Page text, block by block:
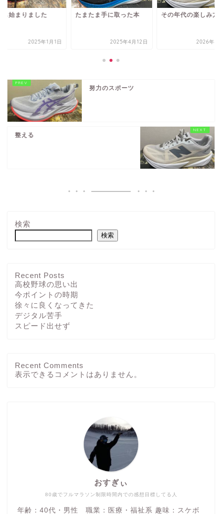
も始まりました
2025年1月1日
たまたま手に取った本
2025年4月12日
その年代の楽しみ方
2026年4
努力のスポーツ
整える
検索
検索
Recent Posts
高校野球の思い出
今ポイントの時期
徐々に良くなってきた
デジタル苦手
スピード出せず
Recent Comments
表示できるコメントはありません。
80歳でフルマラソン制限時間内での感想目標してる人
おすぎぃ
年齢：40代・男性 職業：医療・福祉系 趣味：スケボ